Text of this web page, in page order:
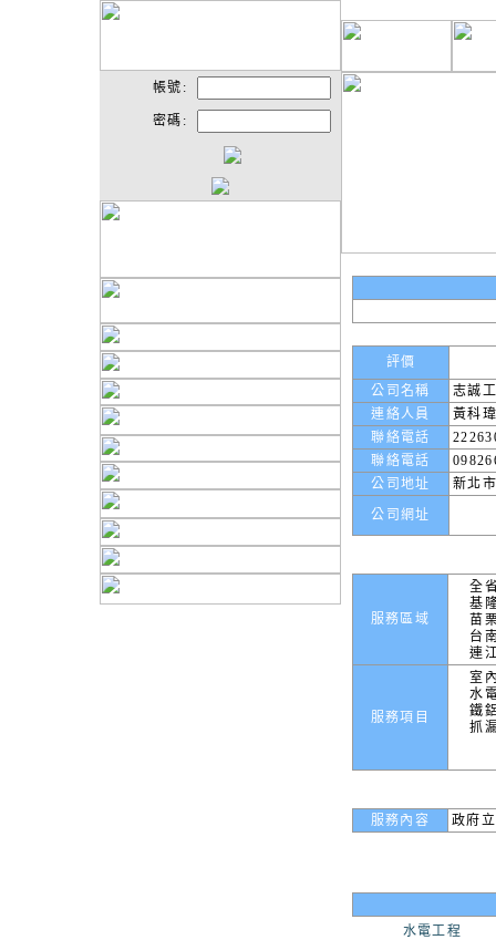
帳號:
密碼:
評價
公司名稱
志誠
連絡人員
黃科瑋
聯絡電話
聯絡電話
公司地址
新北
公司網址
服務區域
全
基
苗
台
連
服務項目
室
水
鐵
抓
服務內容 政府
水電工程